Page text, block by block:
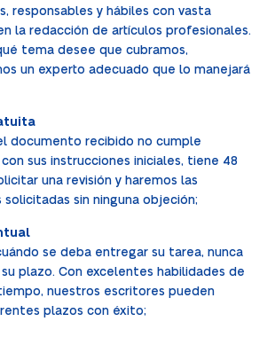
responsables y hábiles con vasta
la redacción de artículos profesionales.
tema desee que cubramos,
un experto adecuado que lo manejará
documento recibido no cumple
sus instrucciones iniciales, tiene 48
una revisión y haremos las
solicitadas sin ninguna objeción;
se deba entregar su tarea, nunca
plazo. Con excelentes habilidades de
nuestros escritores pueden
plazos con éxito;